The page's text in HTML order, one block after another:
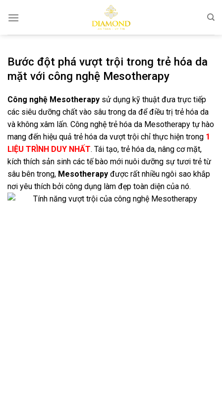
qua
Bước đột phá vượt trội trong trẻ hóa da
mặt với công nghệ Mesotherapy
Công nghệ Mesotherapy sử dụng kỹ thuật đưa trực tiếp
các siêu dưỡng chất vào sâu trong da để điều trị trẻ hóa da
và không xâm lấn. Công nghệ trẻ hóa da Mesotherapy tự hào
mang đến hiệu quả trẻ hóa da vượt trội chỉ thực hiện trong 1
LIỆU TRÌNH DUY NHẤT. Tái tạo, trẻ hóa da, nâng cơ mặt,
kích thích sản sinh các tế bào mới nuôi dưỡng sự tươi trẻ từ
sâu bên trong, Mesotherapy được rất nhiều ngôi sao khắp
nơi yêu thích bởi công dụng làm đẹp toàn diện của nó.